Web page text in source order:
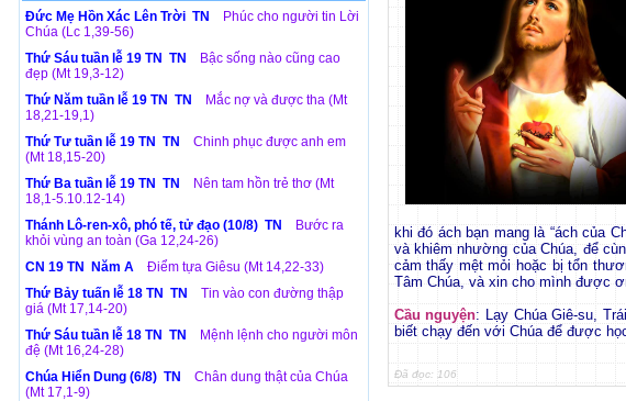
Đức Mẹ Hồn Xác Lên Trời TN
Phúc cho người tin Lời
Chúa (Lc 1,39-56)
Thứ Sáu tuần lễ 19 TN TN
Bậc sống nào cũng cao
đẹp (Mt 19,3-12)
Thứ Năm tuần lễ 19 TN TN
Mắc nợ và được tha (Mt
18,21-19,1)
Thứ Tư tuần lễ 19 TN TN
Chinh phục được anh em
(Mt 18,15-20)
Thứ Ba tuần lễ 19 TN TN
Nên tam hồn trẻ thơ (Mt
18,1-5.10.12-14)
Thánh Lô-ren-xô, phó tế, tử đạo (10/8) TN
Bước ra
khỏi vùng an toàn (Ga 12,24-26)
CN 19 TN Năm A
Điểm tựa Giêsu (Mt 14,22-33)
Thứ Bảy tuấn lễ 18 TN TN
Tin vào con đường thập
giá (Mt 17,14-20)
Thứ Sáu tuần lễ 18 TN TN
Mệnh lệnh cho người môn
đệ (Mt 16,24-28)
Chúa Hiển Dung (6/8) TN
Chân dung thật của Chúa
(Mt 17,1-9)
khi đó ách bạn mang là “ách của
và khiêm nhường của Chúa, để
cảm thấy mệt mỏi hoặc bị tổn
Tâm Chúa, và xin cho mình được
Cầu nguyện: Lạy Chúa Giê-su,
biết chạy đến với Chúa để được
Đã đọc: 106